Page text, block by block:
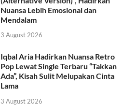
Nuansa Lebih Emosional dan
Mendalam
3 August 2026
Iqbal Aria Hadirkan Nuansa Retro
Pop Lewat Single Terbaru “Takkan
Ada”, Kisah Sulit Melupakan Cinta
Lama
3 August 2026